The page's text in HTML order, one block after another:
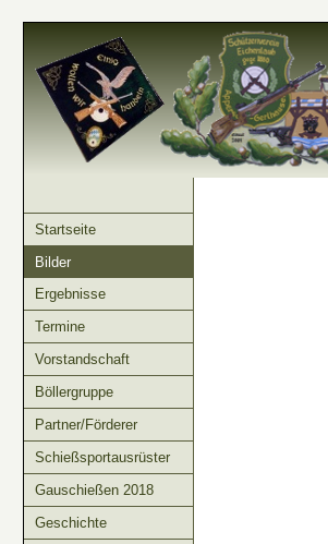
Startseite
Bilder
Ergebnisse
Termine
Vorstandschaft
Böllergruppe
Partner/Förderer
Schießsportausrüster
Gauschießen 2018
Geschichte